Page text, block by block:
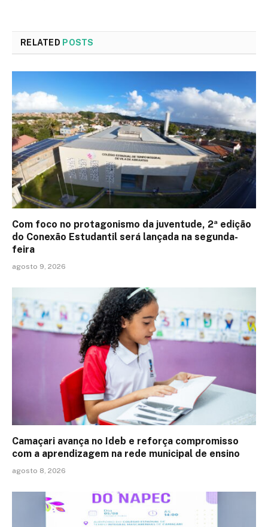
RELATED POSTS
Com foco no protagonismo da juventude, 2ª edição
do Conexão Estudantil será lançada na segunda-
feira
agosto 9, 2026
Camaçari avança no Ideb e reforça compromisso
com a aprendizagem na rede municipal de ensino
agosto 8, 2026